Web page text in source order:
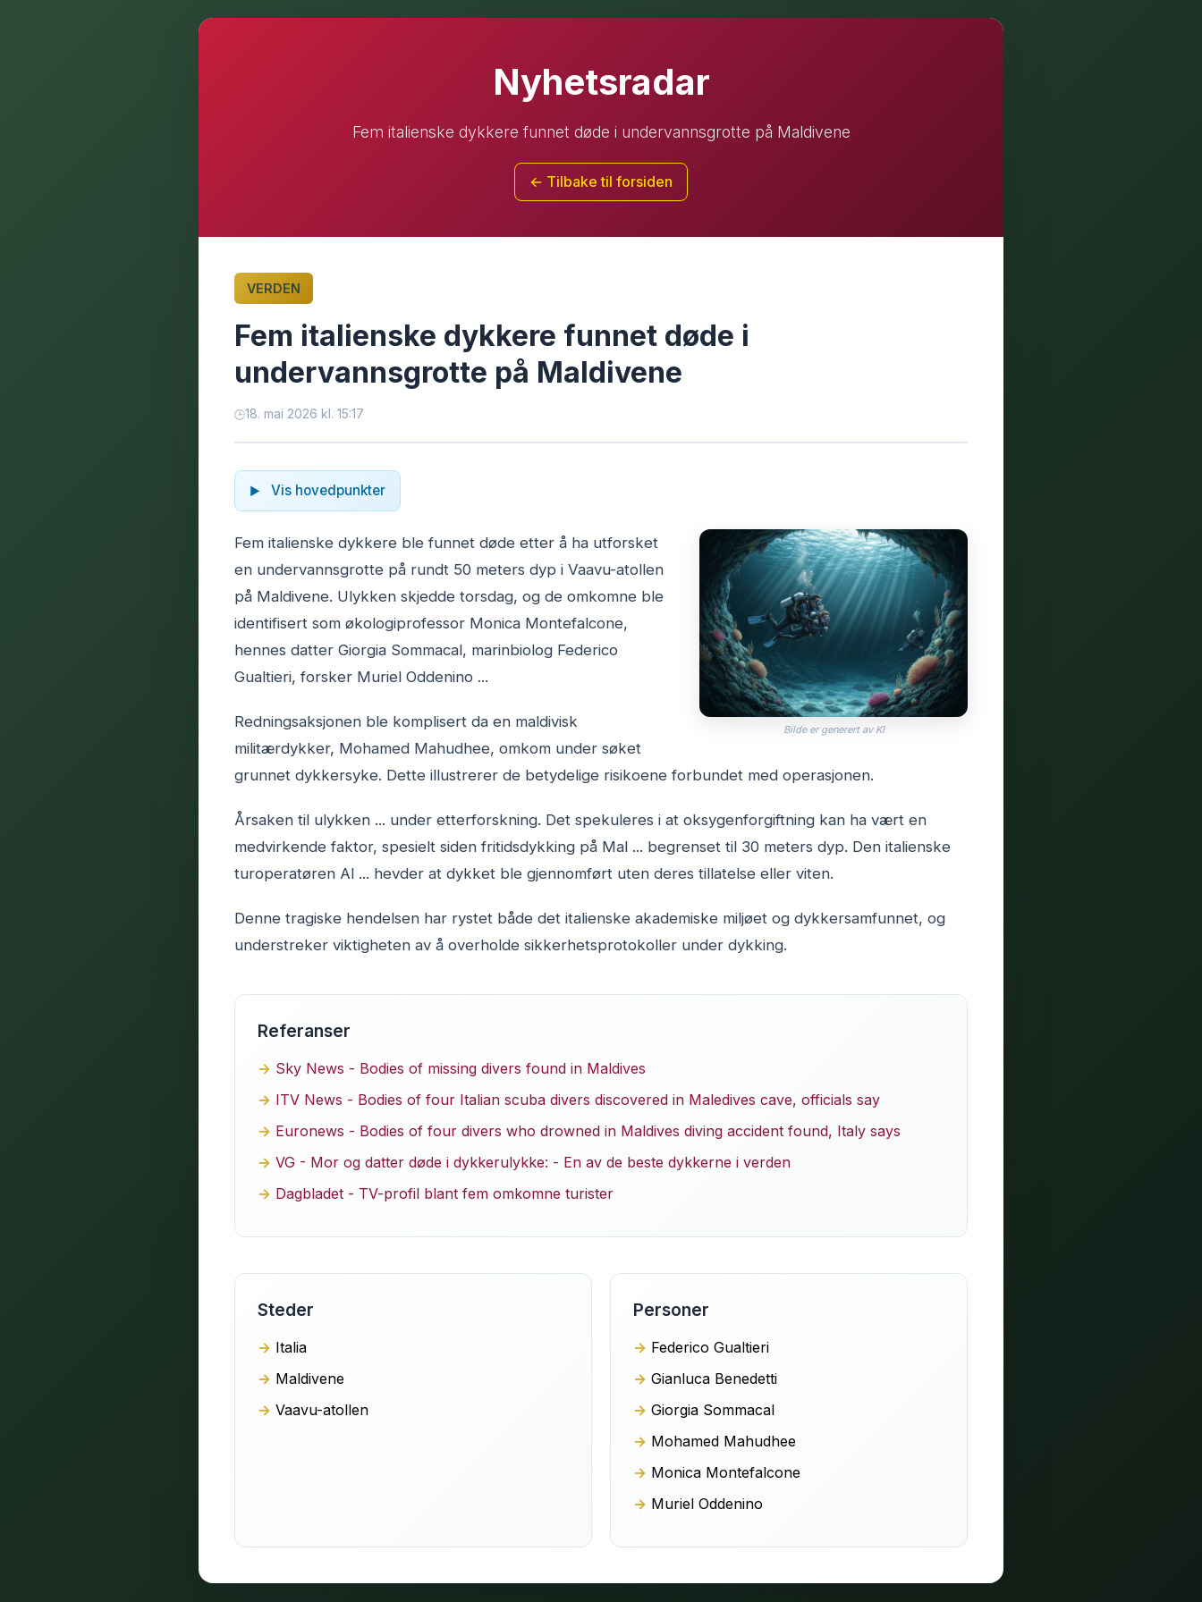
Nyhetsradar
Fem italienske dykkere funnet døde i undervannsgrotte på Maldivene
← Tilbake til forsiden
VERDEN
Fem italienske dykkere funnet døde i
undervannsgrotte på Maldivene
18. mai 2026 kl. 15:17
Vis hovedpunkter
Bilde er generert av KI
Fem italienske dykkere ble funnet døde etter å ha utforsket
en undervannsgrotte på rundt 50 meters dyp i Vaavu-atollen
på Maldivene. Ulykken skjedde torsdag, og de omkomne ble
identifisert som økologiprofessor Monica Montefalcone,
hennes datter Giorgia Sommacal, marinbiolog Federico
Gualtieri, forsker Muriel Oddenino ...
Redningsaksjonen ble komplisert da en maldivisk
militærdykker, Mohamed Mahudhee, omkom under søket
grunnet dykkersyke. Dette illustrerer de betydelige risikoene forbundet med operasjonen.
Årsaken til ulykken ... under etterforskning. Det spekuleres i at oksygenforgiftning kan ha vært en
medvirkende faktor, spesielt siden fritidsdykking på Mal ... begrenset til 30 meters dyp. Den italienske
turoperatøren Al ... hevder at dykket ble gjennomført uten deres tillatelse eller viten.
Denne tragiske hendelsen har rystet både det italienske akademiske miljøet og dykkersamfunnet, og
understreker viktigheten av å overholde sikkerhetsprotokoller under dykking.
Referanser
Sky News - Bodies of missing divers found in Maldives
ITV News - Bodies of four Italian scuba divers discovered in Maledives cave, officials say
Euronews - Bodies of four divers who drowned in Maldives diving accident found, Italy says
VG - Mor og datter døde i dykkerulykke: - En av de beste dykkerne i verden
Dagbladet - TV-profil blant fem omkomne turister
Steder
Italia
Maldivene
Vaavu-atollen
Personer
Federico Gualtieri
Gianluca Benedetti
Giorgia Sommacal
Mohamed Mahudhee
Monica Montefalcone
Muriel Oddenino